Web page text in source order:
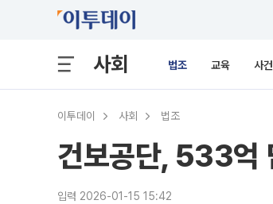
사회 법조 교육 사
이투데이 사회 법조
건보공단, 533억
입력 2026-01-15 15:42